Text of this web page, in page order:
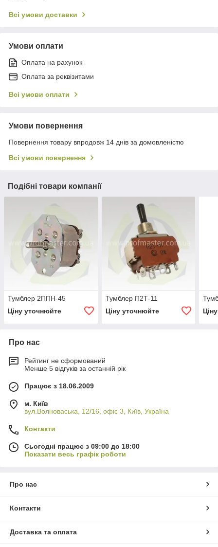
Всі умови доставки
Умови оплати
Оплата на рахунок
Оплата за реквізитами
Всі умови оплати
Умови повернення
Повернення товару впродовж 14 днів за домовленістю
Всі умови повернення
Подібні товари компанії
Тумблер 2ППН-45
Ціну уточнюйте
Тумблер П2Т-11
Ціну уточнюйте
Про нас
Рейтинг не сформований
Менше 5 відгуків за останній рік
Працює з 18.06.2009
м. Київ
вул.Волноваська, 12/16, офіс 3, Київ, Україна
Контакти
Сьогодні працює з 09:00 до 18:00
Показати весь графік роботи
Про нас
Контакти
Доставка та оплата